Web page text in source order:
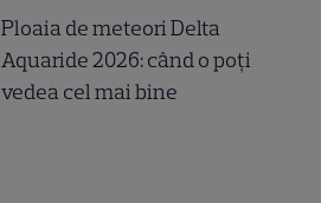
Ploaia de meteori Delta
Aquaride 2026: când o poți
vedea cel mai bine